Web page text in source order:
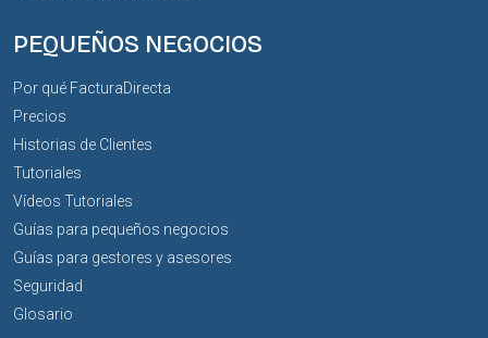
PEQUEÑOS NEGOCIOS
Por qué FacturaDirecta
Precios
Historias de Clientes
Tutoriales
Vídeos Tutoriales
Guías para pequeños negocios
Guías para gestores y asesores
Seguridad
Glosario